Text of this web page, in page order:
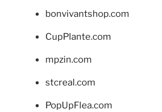
bonvivantshop.com
CupPlante.com
mpzin.com
stcreal.com
PopUpFlea.com